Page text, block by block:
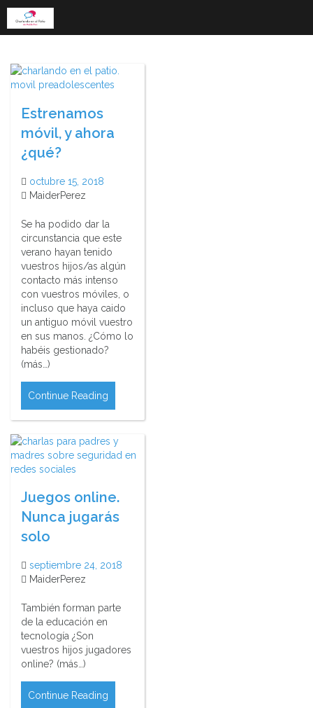
Skip
content
Estrenamos
móvil, y ahora
¿qué?
octubre 15, 2018
MaiderPerez
Se ha podido dar la
circunstancia que este
verano hayan tenido
vuestros hijos/as algún
contacto más intenso
con vuestros móviles, o
incluso que haya caido
un antiguo móvil vuestro
en sus manos. ¿Cómo lo
habéis gestionado?
(más…)
Continue Reading
Juegos online.
Nunca jugarás
solo
septiembre 24, 2018
MaiderPerez
También forman parte
de la educación en
tecnología ¿Son
vuestros hijos jugadores
online? (más…)
Continue Reading